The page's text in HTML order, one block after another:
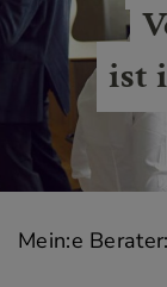
ist
Mein:e